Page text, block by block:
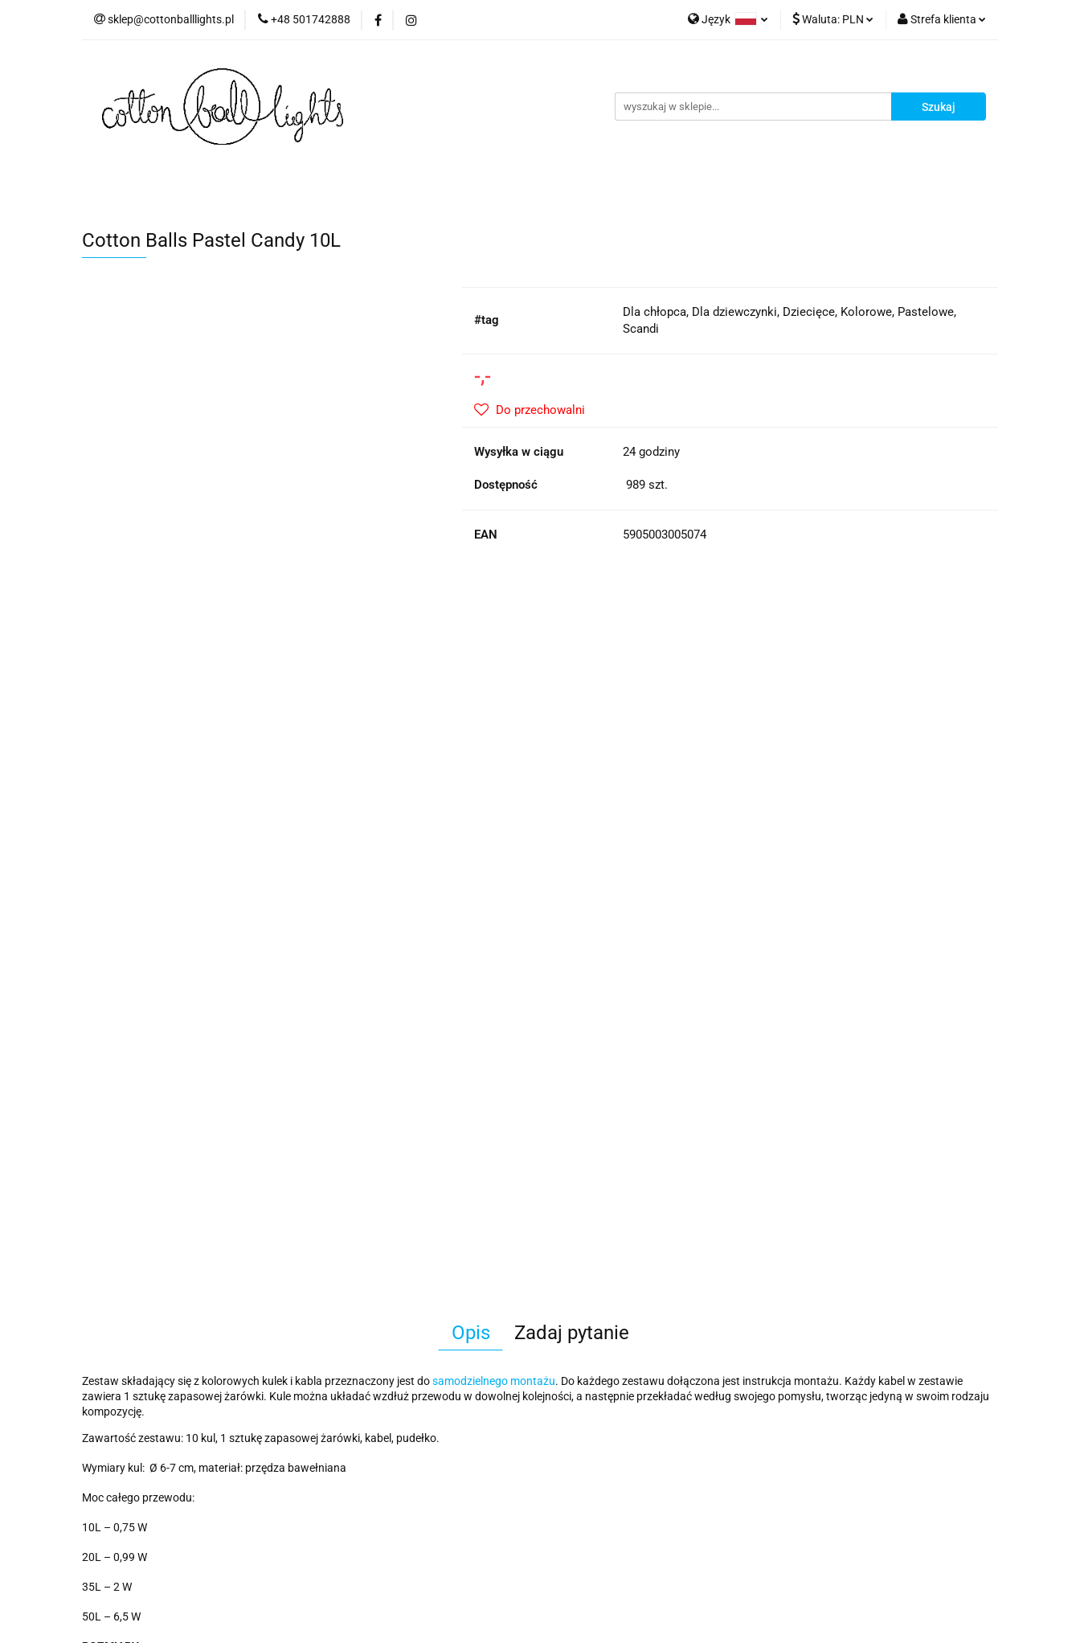
sklep@cottonballlights.pl +48 501742888 Język Waluta: PLN Strefa klienta
Dodaj zgłoszenie
Cotton Balls Pastel Candy 10L
#tag
Dla chłopca, Dla dziewczynki, Dziecięce, Kolorowe, Pastelowe,
Scandi
-,-
Do przechowalni
Wysyłka w ciągu 24 godziny
Dostępność 989 szt.
EAN 5905003005074
Opis Zadaj pytanie
Zestaw składający się z kolorowych kulek i kabla przeznaczony jest dosamodzielnego montażu. Do każdego zestawu dołączona jest instrukcja montażu. Każdy kabel w zestawie
zawiera 1 sztukę zapasowej żarówki. Kule można układać wzdłuż przewodu w dowolnej kolejności, a następnie przekładać według swojego pomysłu, tworząc jedyną w swoim rodzaju
kompozycję.
Zawartość zestawu: 10 kul, 1 sztukę zapasowej żarówki, kabel, pudełko.
Wymiary kul: Ø 6-7 cm, materiał: przędza bawełniana
Moc całego przewodu:
10L – 0,75 W
20L – 0,99 W
35L – 2 W
50L – 6,5 W